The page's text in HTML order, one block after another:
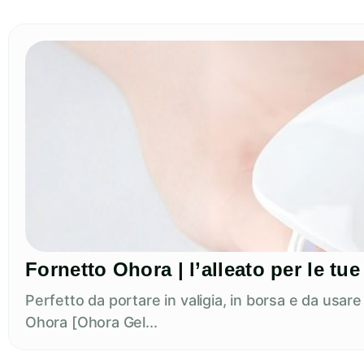
Fornetto Ohora | l’alleato per le
Perfetto da portare in valigia, in borsa e da
Ohora [Ohora Gel...